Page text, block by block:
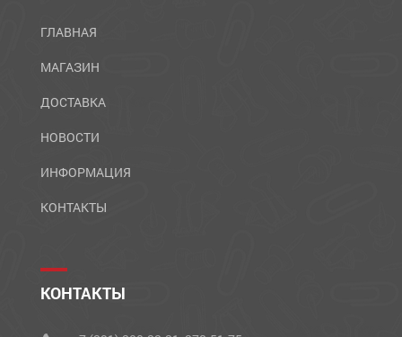
ГЛАВНАЯ
МАГАЗИН
ДОСТАВКА
НОВОСТИ
ИНФОРМАЦИЯ
КОНТАКТЫ
КОНТАКТЫ